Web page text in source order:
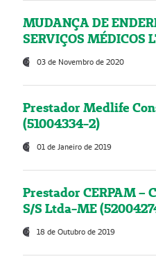
MUDANÇA DE
SERVIÇOS MÉDICOS
03 de Novembro de 2020
Prestador Medlife
(51004334-2)
01 de Janeiro de 2019
Prestador CERPAM –
S/S Ltda-ME
18 de Outubro de 2019